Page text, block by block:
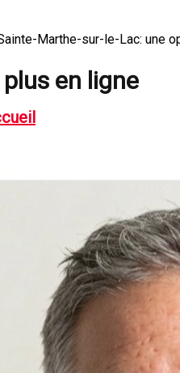
Marthe-sur-le-Lac: une
en ligne